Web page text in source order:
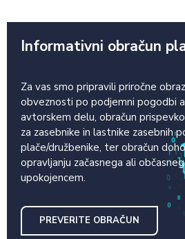
Informativni obračun
Za vas smo pripravili priročne
obveznosti po podjemni pogodbi
avtorskem delu, obračun
za zasebnike in lastnike zasebnih
plače/družbenike, ter obračun
opravljanju začasnega ali
upokojencem.
PREVERITE OBRAČUN